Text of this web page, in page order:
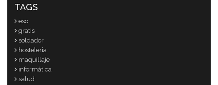
TAGS
eso
gratis
soldador
hosteleria
maquillaje
informática
salud